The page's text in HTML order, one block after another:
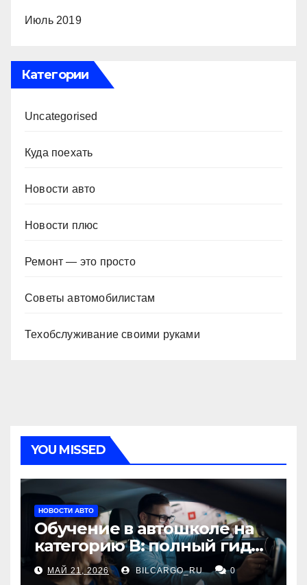
Июль 2019
Категории
Uncategorised
Куда поехать
Новости авто
Новости плюс
Ремонт — это просто
Советы автомобилистам
Техобслуживание своими руками
YOU MISSED
НОВОСТИ АВТО
Обучение в автошколе на
категорию В: полный гид
для будущих водителей
МАЙ 21, 2026 BILCARGO_RU 0